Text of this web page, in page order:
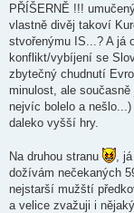
PŘÍŠERNĚ !!!
vlastně divěj takoví
stvořenýmu IS...? A já
konflikt/vybíjení se
zbytečný chudnutí
minulost, ale
nejvíc bolelo a
daleko vyšší hry.
Na druhou stranu
,
dožívám nečekaných
nejstarší mužští
a velice zvažuji i